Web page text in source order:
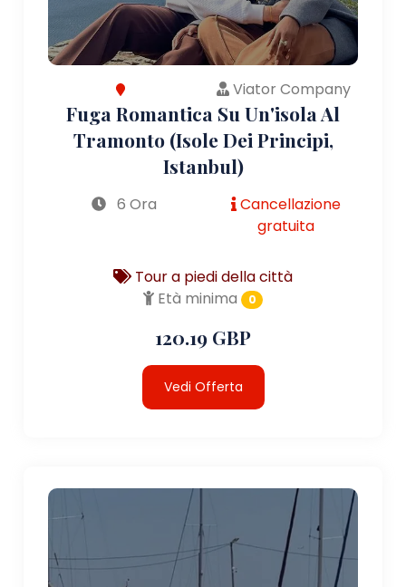
Viator Company
Fuga Romantica Su Un'isola Al
Tramonto (Isole Dei Principi,
Istanbul)
6 Ora
Cancellazione
gratuita
Tour a piedi della città
Età minima
0
120.19 GBP
Vedi Offerta